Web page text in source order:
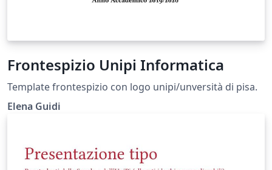
Frontespizio Unipi Informatica
Template frontespizio con logo unipi/unversità di pisa.
Elena Guidi